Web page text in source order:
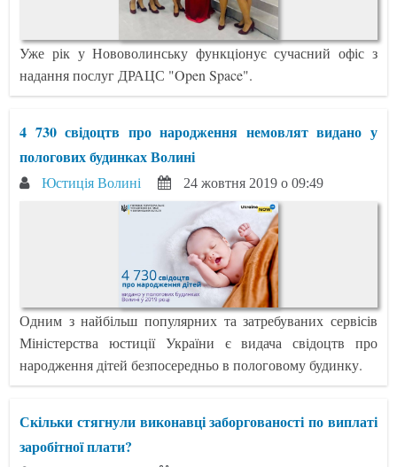
Уже рік у Нововолинську функціонує сучасний офіс з
надання послуг ДРАЦС "Open Space".
4 730 свідоцтв про народження немовлят видано у
пологових будинках Волині
Юстиція Волині 24 жовтня 2019 о 09:49
Одним з найбільш популярних та затребуваних сервісів
Міністерства юстиції України є видача свідоцтв про
народження дітей безпосередньо в пологовому будинку.
Скільки стягнули виконавці заборгованості по виплаті
заробітної плати?